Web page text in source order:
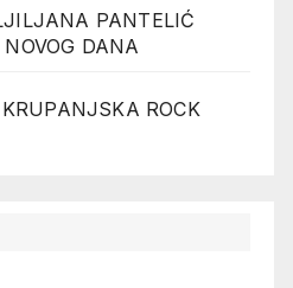
PANTELIĆ
DANA
KRUPANJSKA ROCK